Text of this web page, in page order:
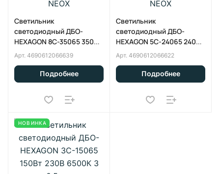
Светильник
светодиодный ДБО-
HEXAGON 8С-35065 350Вт
230В 6500К 8 сот 0.5м
шнур с вилкой
2350х2442мм NEOX
Арт. 4690612066639
Подробнее
Светильник
светодиодный ДБО-
HEXAGON 5С-24065 240Вт
230В 6500К 5 сот 0.5м
шнур с вилкой
1628х2380мм NEOX
Арт. 4690612066622
Подробнее
НОВИНКА